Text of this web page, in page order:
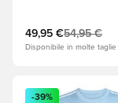
49,95 €54,95 €
Disponibile in molte taglie
Apre una
-39%